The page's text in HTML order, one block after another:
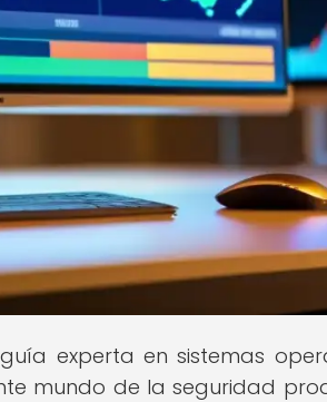
experta en sistemas
mundo de la seguridad